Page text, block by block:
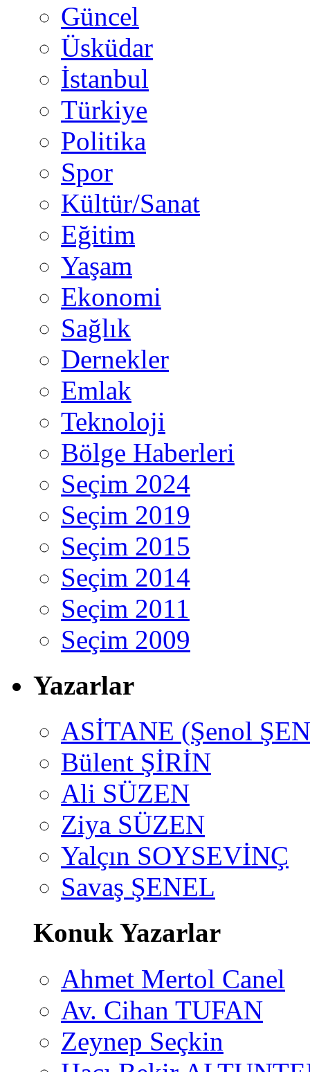
Güncel
Üsküdar
İstanbul
Türkiye
Politika
Spor
Kültür/Sanat
Eğitim
Yaşam
Ekonomi
Sağlık
Dernekler
Emlak
Teknoloji
Bölge Haberleri
Seçim 2024
Seçim 2019
Seçim 2015
Seçim 2014
Seçim 2011
Seçim 2009
Yazarlar
ASİTANE (Şenol
Bülent ŞİRİN
Ali SÜZEN
Ziya SÜZEN
Yalçın SOYSEVİNÇ
Savaş ŞENEL
Konuk Yazarlar
Ahmet Mertol Canel
Av. Cihan TUFAN
Zeynep Seçkin